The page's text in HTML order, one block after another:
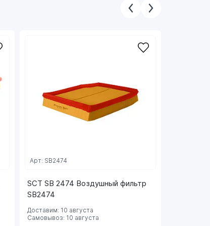
SCT SB 2474 Воздушный фильтр
SB2474
Арт: SB2474
Доставим: 10 августа
Самовывоз: 10 августа